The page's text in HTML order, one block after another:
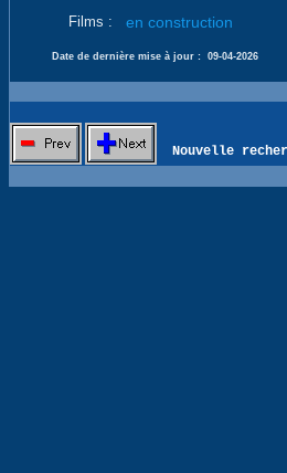
Films : en construction
Date de dernière mise à jour : 09-04-2026
Nouvelle